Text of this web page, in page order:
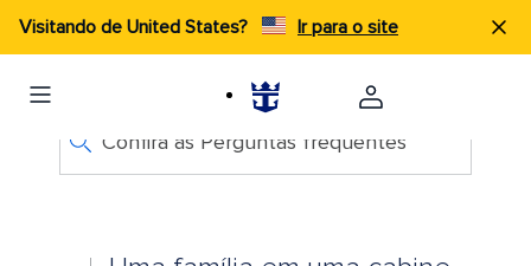
Visitando de United States? Ir para o site
Confira as Perguntas frequentes